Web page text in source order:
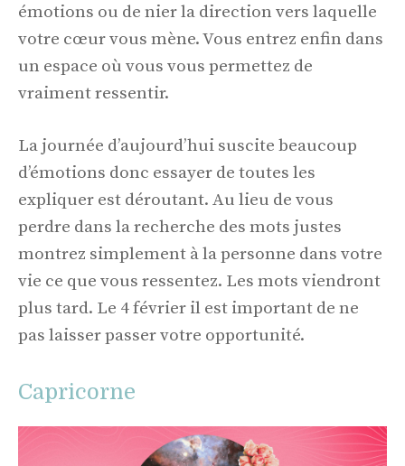
émotions ou de nier la direction vers laquelle
votre cœur vous mène. Vous entrez enfin dans
un espace où vous vous permettez de
vraiment ressentir.
La journée d’aujourd’hui suscite beaucoup
d’émotions donc essayer de toutes les
expliquer est déroutant. Au lieu de vous
perdre dans la recherche des mots justes
montrez simplement à la personne dans votre
vie ce que vous ressentez. Les mots viendront
plus tard. Le 4 février il est important de ne
pas laisser passer votre opportunité.
Capricorne